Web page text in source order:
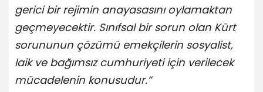
gerici bir rejimin anayasasını oylamaktan
geçmeyecektir. Sınıfsal bir sorun olan Kürt
sorununun çözümü emekçilerin sosyalist,
laik ve bağımsız cumhuriyeti için verilecek
mücadelenin konusudur.”